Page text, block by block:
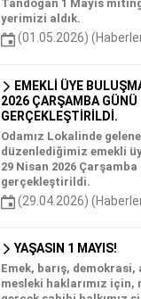
Tandoğan 1 Mayıs
yerimizi aldık.
(01.05.2026)
EMEKLİ ÜYE
2026 ÇARŞAMBA GÜNÜ
GERÇEKLEŞTİRİLDİ.
Odamız Lokalinde
düzenlediğimiz emekli
29 Nisan 2026 Çarşamba
gerçekleştirildi.
(29.04.2026)
YAŞASIN 1 MAYIS!
Emek, barış,
mesleki haklarımız için,